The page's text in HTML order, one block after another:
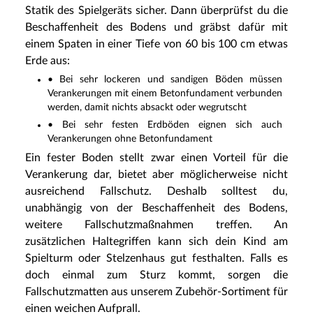
Statik des Spielgeräts sicher. Dann überprüfst du die
Beschaffenheit des Bodens und gräbst dafür mit
einem Spaten in einer Tiefe von 60 bis 100 cm etwas
Erde aus:
• Bei sehr lockeren und sandigen Böden müssen
Verankerungen mit einem Betonfundament verbunden
werden, damit nichts absackt oder wegrutscht
• Bei sehr festen Erdböden eignen sich auch
Verankerungen ohne Betonfundament
Ein fester Boden stellt zwar einen Vorteil für die
Verankerung dar, bietet aber möglicherweise nicht
ausreichend Fallschutz. Deshalb solltest du,
unabhängig von der Beschaffenheit des Bodens,
weitere Fallschutzmaßnahmen treffen. An
zusätzlichen Haltegriffen kann sich dein Kind am
Spielturm oder Stelzenhaus gut festhalten. Falls es
doch einmal zum Sturz kommt, sorgen die
Fallschutzmatten aus unserem Zubehör-Sortiment für
einen weichen Aufprall.